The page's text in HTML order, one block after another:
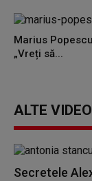
Marius
„Vreți să...
ALTE
Secretele